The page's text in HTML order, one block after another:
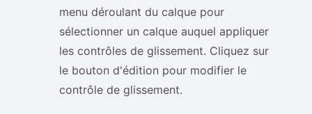
menu déroulant du calque pour
sélectionner un calque auquel appliquer
les contrôles de glissement. Cliquez sur
le bouton d'édition pour modifier le
contrôle de glissement.